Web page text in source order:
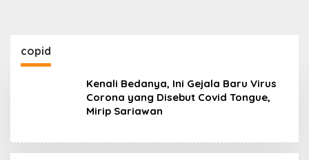
copid
Kenali Bedanya, Ini Gejala Baru Virus
Corona yang Disebut Covid Tongue,
Mirip Sariawan